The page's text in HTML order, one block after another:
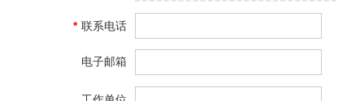
* 联系电话
电子邮箱